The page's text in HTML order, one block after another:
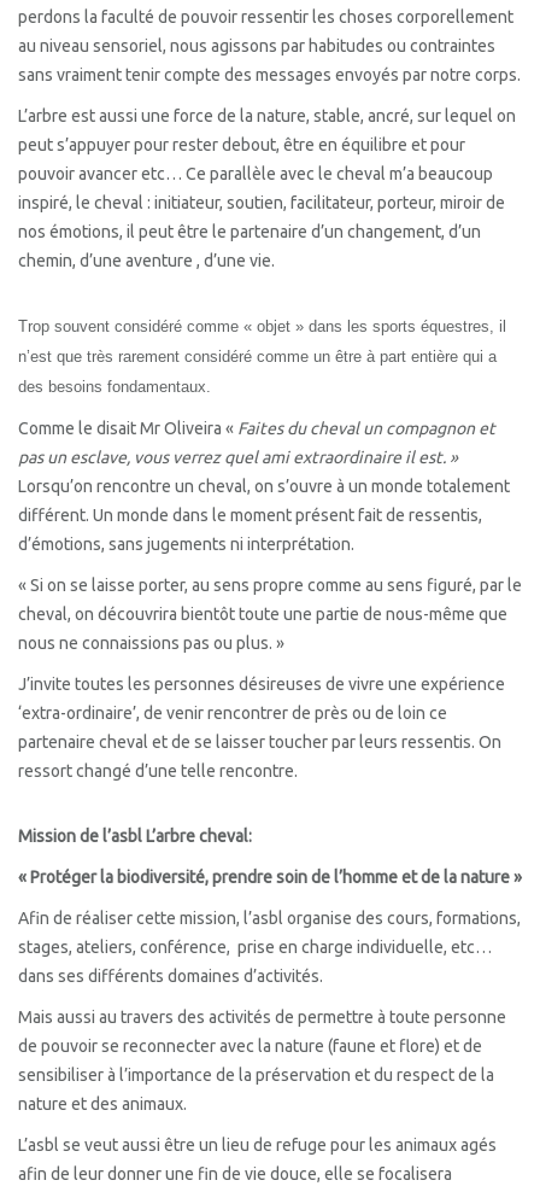
STAGE
SÉANCE
MINI-FERME
AGENDA
TARIF / FAQ
BLOG
CONTACT
perdons la faculté de pouvoir ressentir les choses corporellement
au niveau sensoriel, nous agissons par habitudes ou contraintes
sans vraiment tenir compte des messages envoyés par notre corps.
L’arbre est aussi une force de la nature, stable, ancré, sur lequel on
peut s’appuyer pour rester debout, être en équilibre et pour
pouvoir avancer etc… Ce parallèle avec le cheval m’a beaucoup
inspiré, le cheval : initiateur, soutien, facilitateur, porteur, miroir de
nos émotions, il peut être le partenaire d’un changement, d’un
chemin, d’une aventure , d’une vie.
Trop souvent considéré comme « objet » dans les sports équestres, il
n’est que très rarement considéré comme un être à part entière qui a
des besoins fondamentaux.
Comme le disait Mr Oliveira « Faites du cheval un compagnon et
pas un esclave, vous verrez quel ami extraordinaire il est. »
Lorsqu’on rencontre un cheval, on s’ouvre à un monde totalement
différent. Un monde dans le moment présent fait de ressentis,
d’émotions, sans jugements ni interprétation.
« Si on se laisse porter, au sens propre comme au sens figuré, par le
cheval, on découvrira bientôt toute une partie de nous-même que
nous ne connaissions pas ou plus. »
J’invite toutes les personnes désireuses de vivre une expérience
‘extra-ordinaire’, de venir rencontrer de près ou de loin ce
partenaire cheval et de se laisser toucher par leurs ressentis. On
ressort changé d’une telle rencontre.
Mission de l’asbl L’arbre cheval:
« Protéger la biodiversité, prendre soin de l’homme et de la nature »
Afin de réaliser cette mission, l’asbl organise des cours, formations,
stages, ateliers, conférence, prise en charge individuelle, etc…
dans ses différents domaines d’activités.
Mais aussi au travers des activités de permettre à toute personne
de pouvoir se reconnecter avec la nature (faune et flore) et de
sensibiliser à l’importance de la préservation et du respect de la
nature et des animaux.
L’asbl se veut aussi être un lieu de refuge pour les animaux agés
afin de leur donner une fin de vie douce, elle se focalisera